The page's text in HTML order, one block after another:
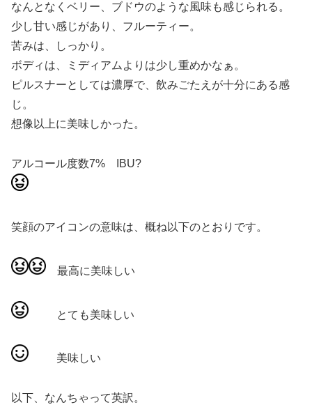
なんとなくベリー、ブドウのような風味も感じられる。
少し甘い感じがあり、フルーティー。
苦みは、しっかり。
ボディは、ミディアムよりは少し重めかなぁ。
ピルスナーとしては濃厚で、飲みごたえが十分にある感
じ。
想像以上に美味しかった。
アルコール度数7% IBU?
笑顔のアイコンの意味は、概ね以下のとおりです。
最高に美味しい
とても美味しい
美味しい
以下、なんちゃって英訳。